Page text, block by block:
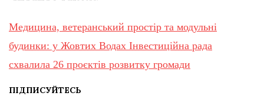
Медицина, ветеранський простір та модульні
будинки: у Жовтих Водах Інвестиційна рада
схвалила 26 проєктів розвитку громади
ПІДПИСУЙТЕСЬ